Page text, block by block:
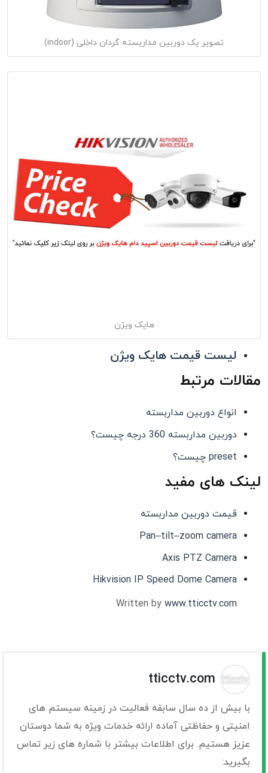
تصویر یک دوربین مداربسته گردان داخلی (indoor)
هایک ویژن
لیست قیمت هایک ویژن
مقالات مرتبط
انواع دوربین مداربسته
دوربین مداربسته 360 درجه چیست؟
preset چیست؟
لینک های مفید
قیمت دوربین مداربسته
Pan–tilt–zoom camera
Axis PTZ Camera
Hikvision IP Speed Dome Camera
Written by www.tticctv.com
tticctv.com
با بیش از ده سال سابقه فعالیت در زمینه سیستم های
امنیتی و حفاظتی آماده ارائه خدمات ویژه به شما دوستان
عزیز هستیم. برای اطلاعات بیشتر با شماره های زیر تماس
بگیرید: